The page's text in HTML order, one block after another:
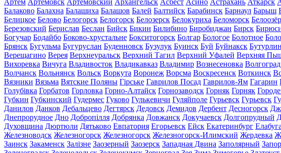
Артем Артемовск Артемовский Архангельск Асбест Асино Астрахань Аткарск
Балаково Балахна Балашиха Балашов Балей Балтийск Барабинск Барнаул Барыш
Белицкое Белово Белогорск Белогорск Белозерск Белокуриха Беломорск
Березовский Берислав Беслан Бийск Бикин Билибино Биробиджан Бирск
Богучар Бодайбо Боково-хрустальне Бокситогорск Болгар Бологое Болотное
Брянск Бугульма Бугуруслан Буденновск Бузулук Буинск Буй Буйнакск
Верещагино Верея Верхнеуральск Верхний Тагил Верхний Уфалей Верхняя
Вихоревка Вичуга Владивосток Владикавказ Владимир Вознесеновка Волгоград
Волчанск Вольнянск Вольск Воркута Воронеж Ворсма Воскресенск Воткинск
Вязники Вязьма Вятские Поляны Гірське Гаврилов Посад Гаврилов-Ям Гагарин
Голубівка Горбатов Горловка Горно-Алтайск Горнозаводск Горняк Горняк
Губкин Губкинский Гудермес Гуково Гулькевичи Гуляйполе Гурьевск Гурьевск
Данилов Данков Дебальцево Дегтярск Дедовск Демидов Дербент Десногорск
Днепрорудное Дно Добропілля Добрянка Довжанск Докучаевск Долгопрудный
Духовщина Дюртюли Дятьково Евпатория Егорьевск Ейск Екатеринбург Елабуга
Железноводск Железногорск Железногорск Железногорск-Илимский Жердевка
Заинск Закаменск Залізне Заозерный Заозерск Западная Двина Заполярный